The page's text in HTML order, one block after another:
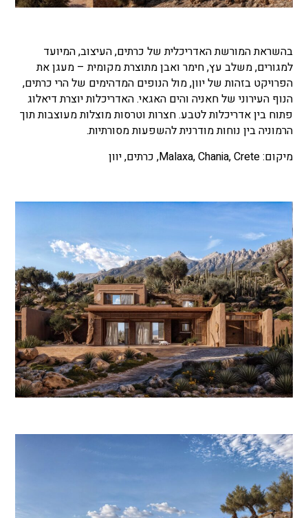
בהשראת המורשת האדריכלית של כרתים, העיצוב, המיועד
למגורים, משלב עץ, חימר ואבן מתוצרת מקומית – מעגן את
הפרויקט בזהות של יוון, מול הנופים המדהימים של הרי כרתים,
הנוף העירוני של חאניה והים האגאי. האדריכלות יוצרת דיאלוג
פתוח בין אדריכלות לטבע. חצרות וטרסות מוצלות מעוצבות תוך
הרמוניה בין נוחות מודרנית להשפעות מסורתיות.
מיקום: Malaxa, Chania, Crete, כרתים, יוון